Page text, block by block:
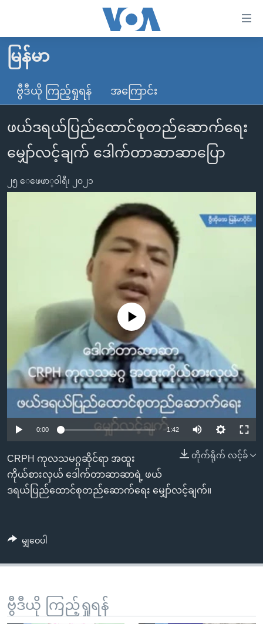
လွယ်ကူ
စေ
သည့်
များ
ပင်မ
သို့
ရှာဖွေ
နေရာ
ကျော်
ရန်
မူလစာမျက်နှာ
မြန်မာ
ကမ္ဘာ့သတင်းများ
နိုင်ငံတကာ
အမေရိကန်
အစ္စရေး-ပါလက်စတိုင်း
ဗွီဒီယို
သတင်းလွတ်လပ်ခွင့်
ရပ်ဝန်းတခု လမ်းတခု အလွန်
အင်္ဂလိပ်စာလေ့လာမယ်
မကြေးမုံရဲ့ အင်္ဂလိပ်စာ
ရုပ်ရှင်ထဲက အင်္ဂလိပ်စာ
သုတပဒေသာ အင်္ဂလိပ်စာ
ရေဒီယိုနှင့်ရုပ်သံ အချက်အလက်များ
ရေဒီယို/တီဗွီအစီအစဉ်
ဗွီအိုအေ လူမှုကွန်ယက်များ
ဘာသာစကားများ
မြန်မာ
ဗွီဒီယို ကြည့်ရှုရန် အကြောင်း
ဖယ်ဒရယ်ပြည်ထောင်စုတည်ဆောက်ရေး
မျှော်လင့်ချက် ဒေါက်တာဆာဆာပြော
၂၅ ေဖေဖာ္၀ါရီ၊ ၂၀၂၁
No media source currently available
0:00 1:42
တိုက်ရိုက် လင့်ခ်
CRPH ကုလသမဂ္ဂဆိုင်ရာ အထူး
ကိုယ်စားလှယ် ဒေါက်တာဆာဆာရဲ့ ဖယ်
ဒရယ်ပြည်ထောင်စုတည်ဆောက်ရေး မျှော်လင့်ချက်။
မျှဝေပါ
ဗွီဒီယို ကြည့်ရှုရန်